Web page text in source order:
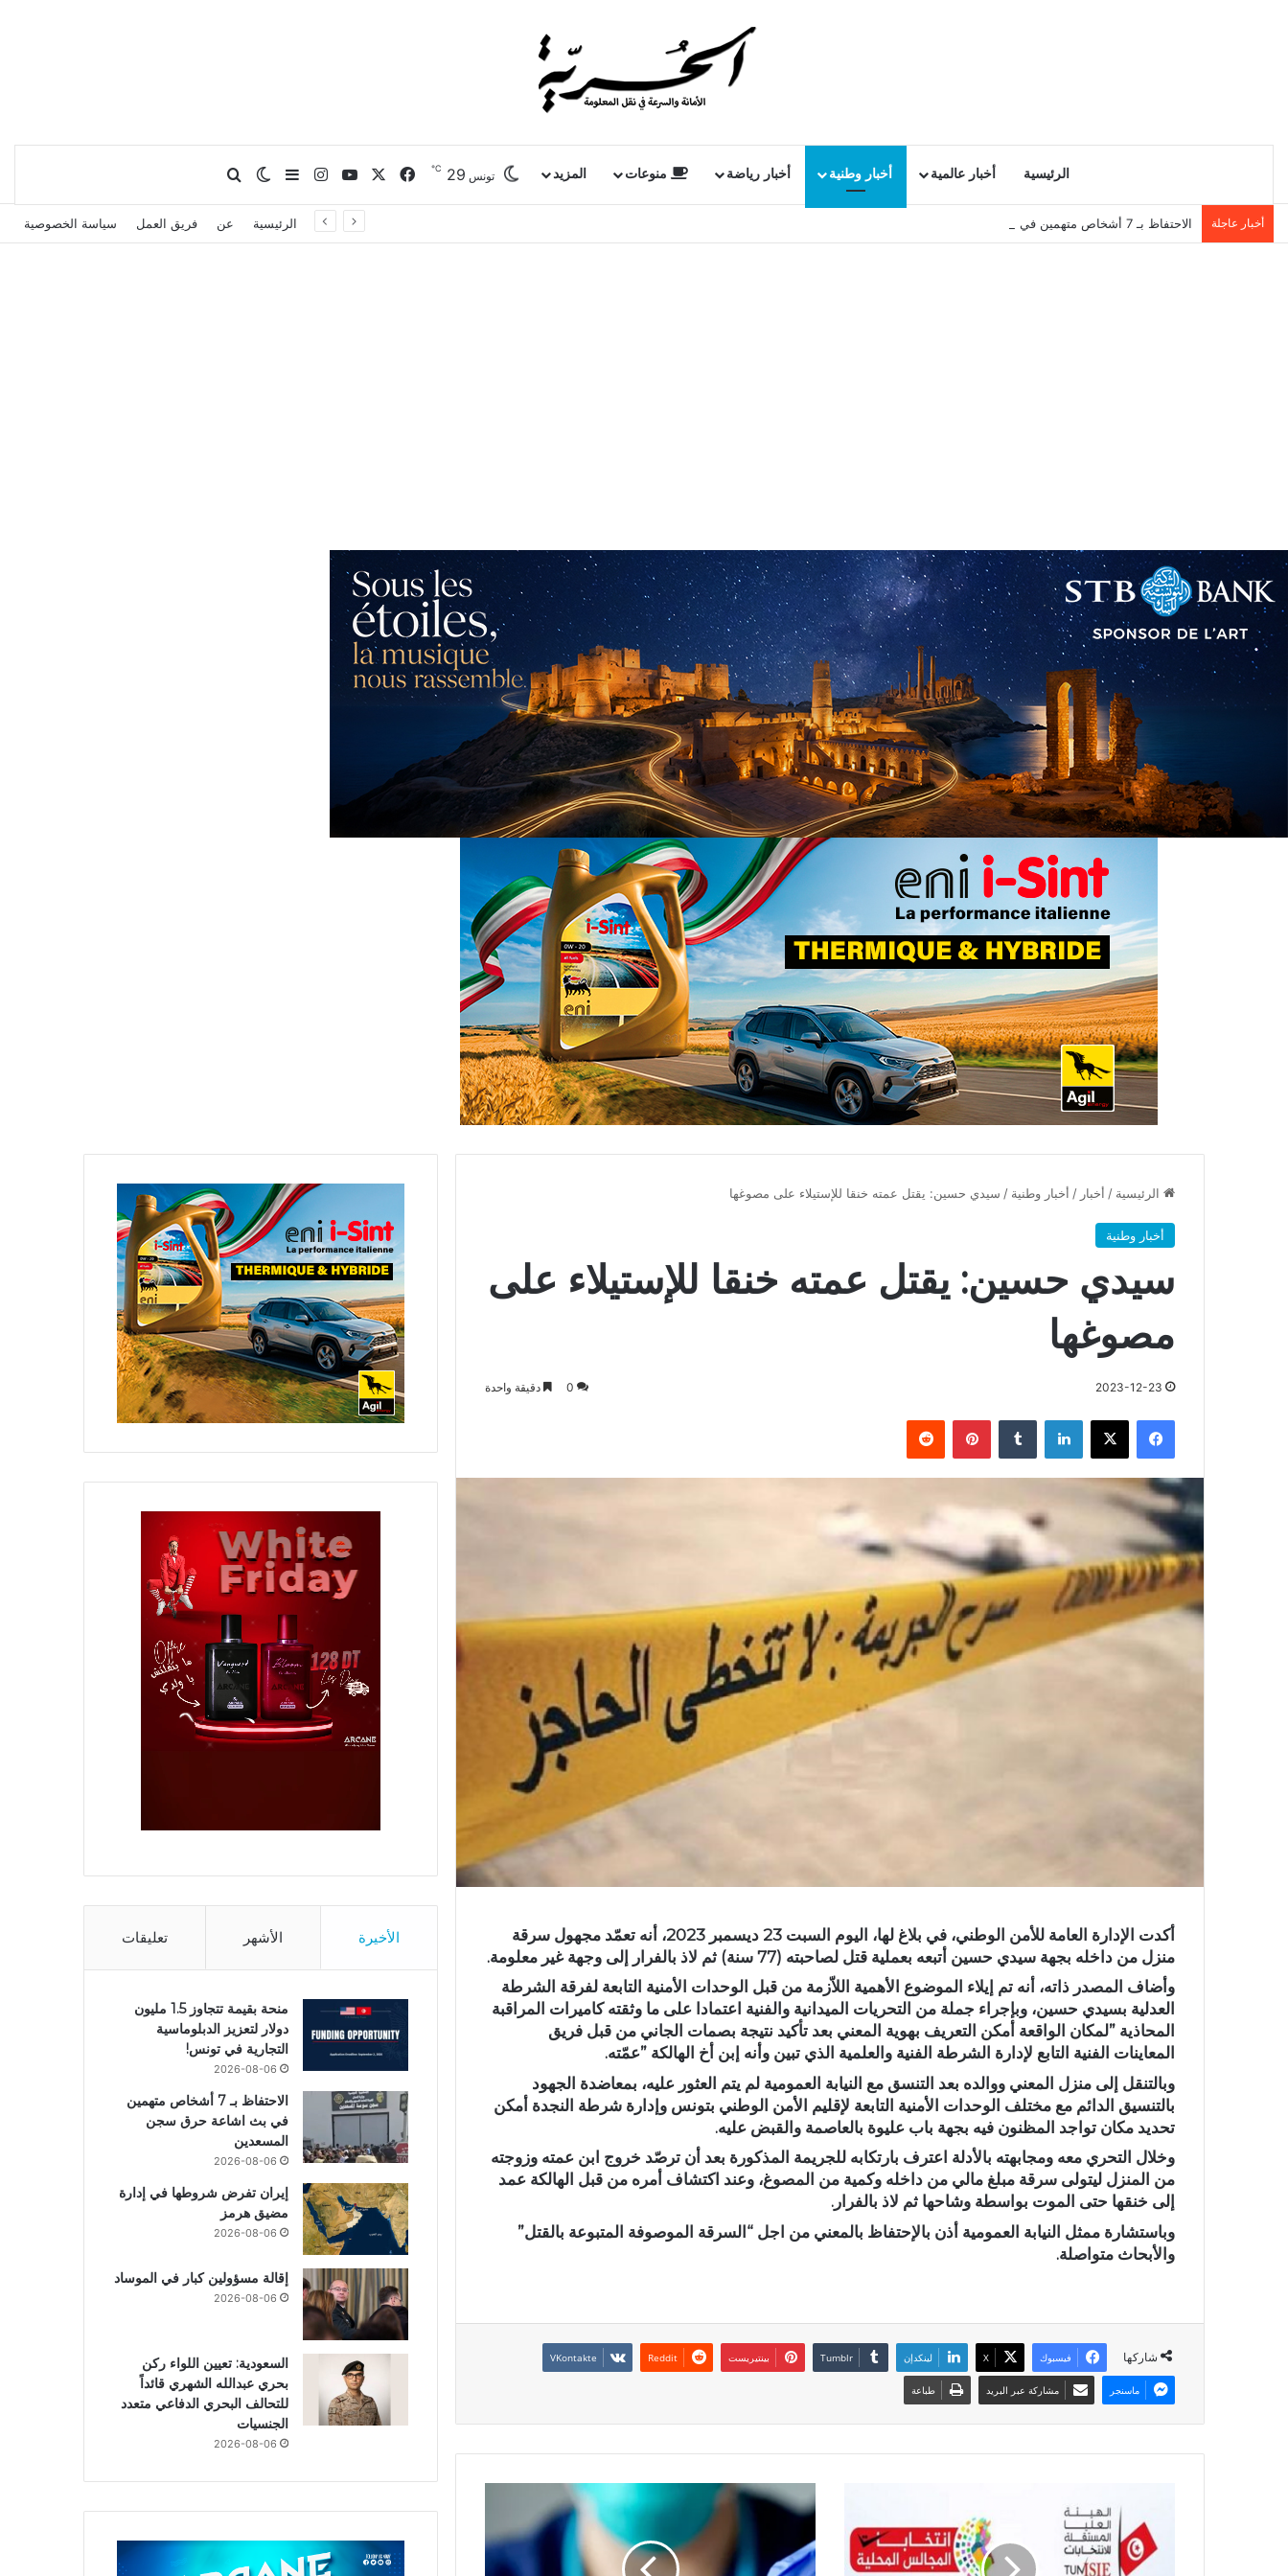
الرئيسية أخبار عالمية أخبار وطنية أخبار رياضة منوعات المزيد تونس 29
℃ فيسبوك يوتيوبانستقرامإضافة عمود جانبي
الوضع المظلم
بحث عن
أخبار عاجلة الاحتفاظ بـ 7 أشخاص متهمين في بث اشاعة حرق سجن المسعدين الرئيسية عن فريق العمل سياسة الخصوصية
الرئيسية / أخبار / أخبار وطنية / سيدي حسين: يقتل عمته خنقا للإستيلاء على مصوغها
أخبار وطنية
سيدي حسين: يقتل عمته خنقا للإستيلاء على
مصوغها
2023-12-23
0 دقيقة واحدة
فيسبوك X لينكدإن بينتيريست
أكدت الإدارة العامة للأمن الوطني، في بلاغ لها، اليوم السبت 23 ديسمبر 2023، أنه تعمّد مجهول سرقة
منزل من داخله بجهة سيدي حسين أتبعه بعملية قتل لصاحبته (77 سنة) ثم لاذ بالفرار إلى وجهة غير معلومة.
وأضاف المصدر ذاته، أنه تم إيلاء الموضوع الأهمية اللاّزمة من قبل الوحدات الأمنية التابعة لفرقة الشرطة
العدلية بسيدي حسين، وبإجراء جملة من التحريات الميدانية والفنية اعتمادا على ما وثقته كاميرات المراقبة
المحاذية ”لمكان الواقعة أمكن التعريف بهوية المعني بعد تأكيد نتيجة بصمات الجاني من قبل فريق
المعاينات الفنية التابع لإدارة الشرطة الفنية والعلمية الذي تبين وأنه إبن أخ الهالكة ”عمّته.
وبالتنقل إلى منزل المعني ووالده بعد التنسق مع النيابة العمومية لم يتم العثور عليه، بمعاضدة الجهود
بالتنسيق الدائم مع مختلف الوحدات الأمنية التابعة لإقليم الأمن الوطني بتونس وإدارة شرطة النجدة أمكن
تحديد مكان تواجد المظنون فيه بجهة باب عليوة بالعاصمة والقبض عليه.
وخلال التحري معه ومجابهته بالأدلة اعترف بارتكابه للجريمة المذكورة بعد أن ترصّد خروج ابن عمته وزوجته
من المنزل ليتولى سرقة مبلغ مالي من داخله وكمية من المصوغ، وعند اكتشاف أمره من قبل الهالكة عمد
إلى خنقها حتى الموت بواسطة وشاحها ثم لاذ بالفرار.
وباستشارة ممثل النيابة العمومية أذن بالإحتفاظ بالمعني من اجل “السرقة الموصوفة المتبوعة بالقتل”
والأبحاث متواصلة.
شاركها فيسبوك X لينكدإن بينتيريست
ماسنجر مشاركة عبر البريد طباعة
الأخيرة الأشهر تعليقات
منحة بقيمة تتجاوز 1.5 مليون
دولار لتعزيز الدبلوماسية
التجارية في تونس!
2026-08-06
الاحتفاظ بـ 7 أشخاص متهمين
في بث اشاعة حرق سجن
المسعدين
2026-08-06
إيران تفرض شروطها في إدارة
مضيق هرمز
2026-08-06
إقالة مسؤولين كبار في الموساد
2026-08-06
السعودية: تعيين اللواء ركن
بحري عبدالله الشهري قائداً
للتحالف البحري الدفاعي متعدد
الجنسيات
2026-08-06